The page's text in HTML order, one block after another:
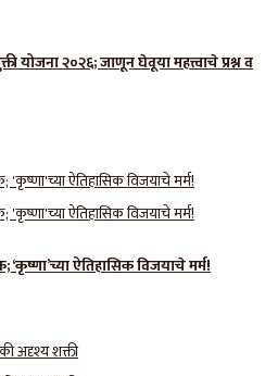
योजना २०२६; जाणून घेवूया महत्त्वाचे प्रश्न व
‘कृष्णा’च्या ऐतिहासिक विजयाचे मर्म!